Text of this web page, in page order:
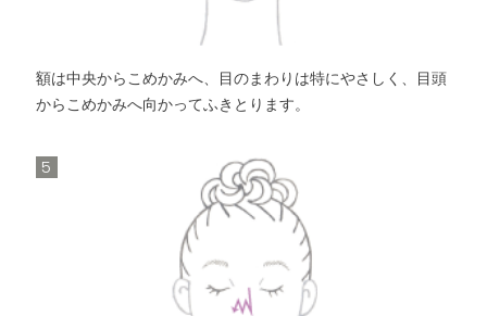
額は中央からこめかみへ、目のまわりは特にやさしく、目頭
からこめかみへ向かってふきとります。
5